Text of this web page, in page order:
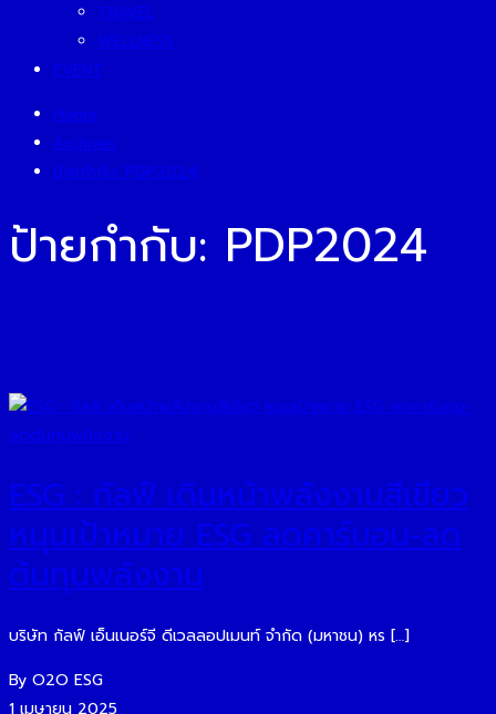
TRAVEL
WELLNESS
EVENT
Home
Archives
ป้ายกำกับ: PDP2024
ป้ายกำกับ: PDP2024
ESG : กัลฟ์ เดินหน้าพลังงานสีเขียว
หนุนเป้าหมาย ESG ลดคาร์บอน-ลด
ต้นทุนพลังงาน
บริษัท กัลฟ์ เอ็นเนอร์จี ดีเวลลอปเมนท์ จำกัด (มหาชน) หร […]
By O2O ESG
1 เมษายน 2025